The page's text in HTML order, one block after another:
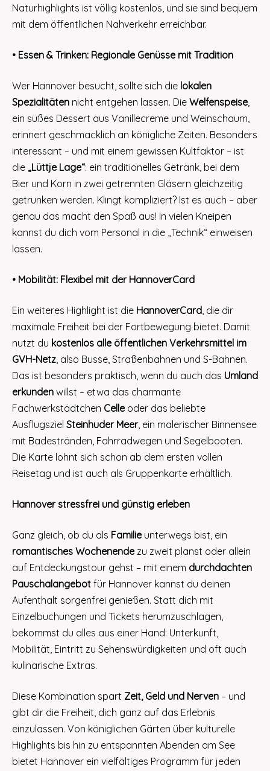
Naturhighlights ist völlig kostenlos, und sie sind bequem
mit dem öffentlichen Nahverkehr erreichbar.
• Essen & Trinken: Regionale Genüsse mit Tradition
Wer Hannover besucht, sollte sich die lokalen
Spezialitäten nicht entgehen lassen. Die Welfenspeise,
ein süßes Dessert aus Vanillecreme und Weinschaum,
erinnert geschmacklich an königliche Zeiten. Besonders
interessant – und mit einem gewissen Kultfaktor – ist
die „Lüttje Lage“: ein traditionelles Getränk, bei dem
Bier und Korn in zwei getrennten Gläsern gleichzeitig
getrunken werden. Klingt kompliziert? Ist es auch – aber
genau das macht den Spaß aus! In vielen Kneipen
kannst du dich vom Personal in die „Technik“ einweisen
lassen.
• Mobilität: Flexibel mit der HannoverCard
Ein weiteres Highlight ist die HannoverCard, die dir
maximale Freiheit bei der Fortbewegung bietet. Damit
nutzt du kostenlos alle öffentlichen Verkehrsmittel im
GVH-Netz, also Busse, Straßenbahnen und S-Bahnen.
Das ist besonders praktisch, wenn du auch das Umland
erkunden willst – etwa das charmante
Fachwerkstädtchen Celleoder das beliebte
Ausflugsziel Steinhuder Meer, ein malerischer Binnensee
mit Badestränden, Fahrradwegen und Segelbooten.
Die Karte lohnt sich schon ab dem ersten vollen
Reisetag und ist auch als Gruppenkarte erhältlich.
Hannover stressfrei und günstig erleben
Ganz gleich, ob du als Familieunterwegs bist, ein
romantisches Wochenendezu zweit planst oder allein
auf Entdeckungstour gehst – mit einem durchdachten
Pauschalangebot für Hannover kannst du deinen
Aufenthalt sorgenfrei genießen. Statt dich mit
Einzelbuchungen und Tickets herumzuschlagen,
bekommst du alles aus einer Hand: Unterkunft,
Mobilität, Eintritt zu Sehenswürdigkeiten und oft auch
kulinarische Extras.
Diese Kombination spart Zeit, Geld und Nerven – und
gibt dir die Freiheit, dich ganz auf das Erlebnis
einzulassen. Von königlichen Gärten über kulturelle
Highlights bis hin zu entspannten Abenden am See
bietet Hannover ein vielfältiges Programm für jeden